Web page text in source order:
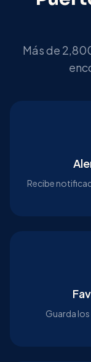
Más de
Recibe
Guarda